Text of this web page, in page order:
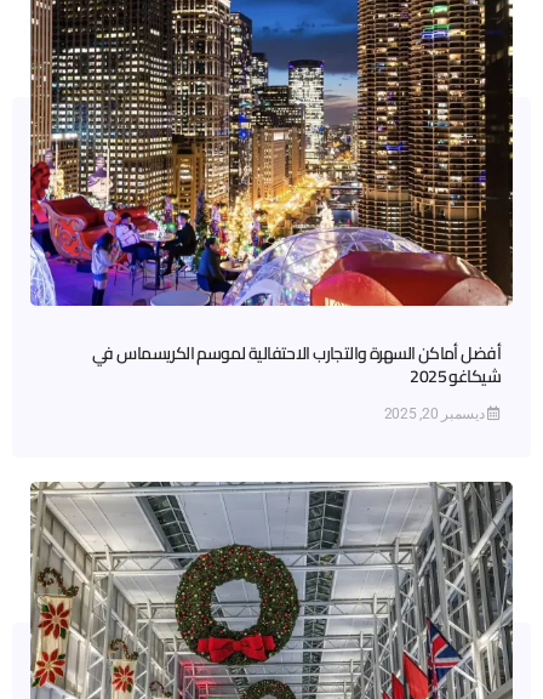
أفضل أماكن السهرة والتجارب الاحتفالية لموسم الكريسماس في
شيكاغو 2025
ديسمبر 20, 2025